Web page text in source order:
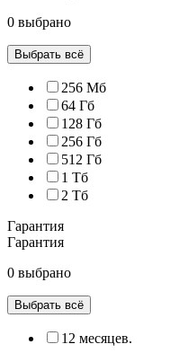
0 выбрано
Выбрать всё
256 Мб
64 Гб
128 Гб
256 Гб
512 Гб
1 Тб
2 Тб
Гарантия
Гарантия
0 выбрано
Выбрать всё
12 месяцев.